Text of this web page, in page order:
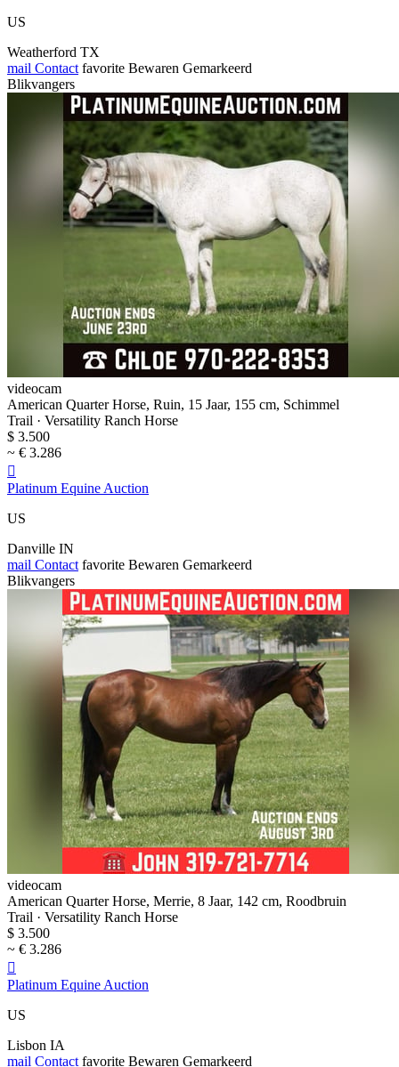
US
Weatherford TX
mail Contact favorite Bewaren Gemarkeerd
Blikvangers
videocam
American Quarter Horse, Ruin, 15 Jaar, 155 cm, Schimmel
Trail · Versatility Ranch Horse
$ 3.500
~ € 3.286

Platinum Equine Auction
US
Danville IN
mail Contact favorite Bewaren Gemarkeerd
Blikvangers
videocam
American Quarter Horse, Merrie, 8 Jaar, 142 cm, Roodbruin
Trail · Versatility Ranch Horse
$ 3.500
~ € 3.286

Platinum Equine Auction
US
Lisbon IA
mail Contact favorite Bewaren Gemarkeerd